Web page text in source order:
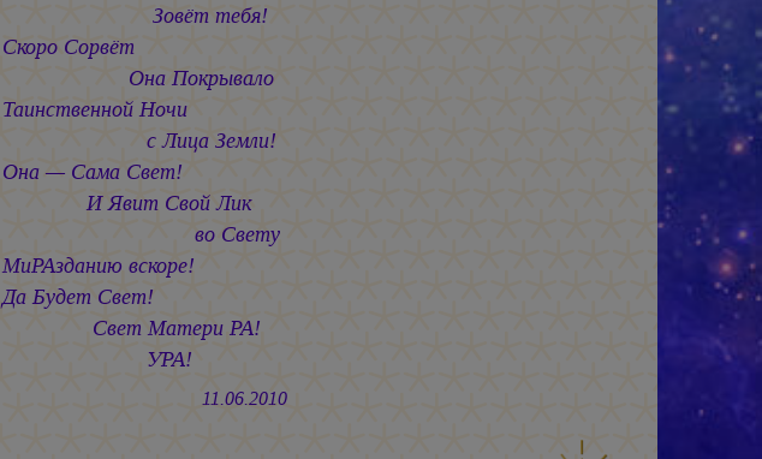
Зовёт тебя!
Скоро Сорвёт
Она Покрывало
Таинственной Ночи
с Лица Земли!
Она — Сама Свет!
И Явит Свой Лик
во Свету
МиРАзданию вскоре!
Да Будет Свет!
Свет Матери РА!
УРА!
11.06.2010